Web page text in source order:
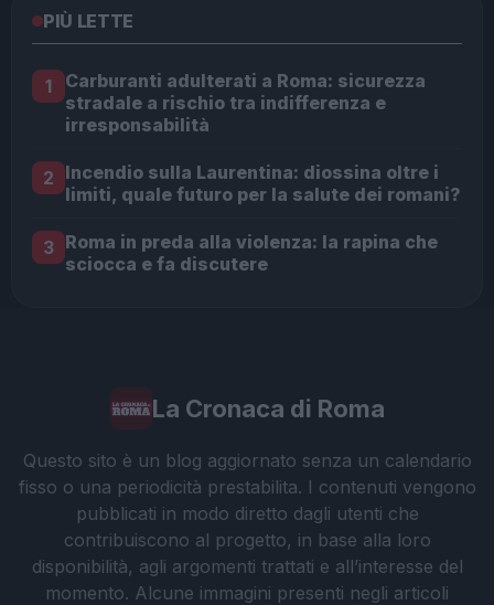
PIÙ LETTE
1
Carburanti adulterati a Roma: sicurezza
stradale a rischio tra indifferenza e
irresponsabilità
2 Incendio sulla Laurentina: diossina oltre i
limiti, quale futuro per la salute dei romani?
3 Roma in preda alla violenza: la rapina che
sciocca e fa discutere
La Cronaca di Roma
Questo sito è un blog aggiornato senza un calendario
fisso o una periodicità prestabilita. I contenuti vengono
pubblicati in modo diretto dagli utenti che
contribuiscono al progetto, in base alla loro
disponibilità, agli argomenti trattati e all’interesse del
momento. Alcune immagini presenti negli articoli